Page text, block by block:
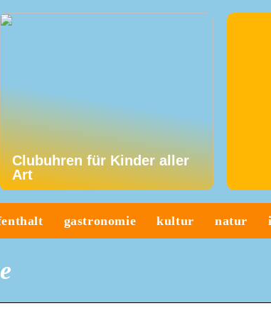
Clubuhren für Kinder aller
Art
gastronomie kultur natur